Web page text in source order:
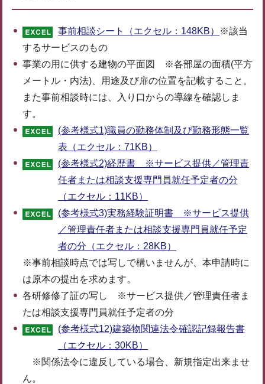
事前相談シート（エクセル：148KB）
※該当
するサービスのもの
事業の用に供する建物の平面図 ※各部屋の面積(平方
メートル・内法)、用途及び扉の位置を記載すること。
また事前相談時には、入り口からの導線を確認しま
す。
(参考様式1)職員の勤務体制及び勤務形態一覧
表（エクセル：71KB）
(参考様式2)経歴書 ※サービス提供／管理責
任者または相談支援専門員就任予定者の分
（エクセル：11KB）
(参考様式3)実務経験証明書 ※サービス提供
／管理責任者または相談支援専門員就任予定
者の分（エクセル：28KB）
※事前相談時点では写しで構いませんが、本申請時に
は原本の提出を求めます。
各研修修了証の写し ※サービス提供／管理責任者ま
たは相談支援専門員就任予定者の分
(参考様式12)建築物関連法令確認記録報告書
（エクセル：30KB）
※関係法令に違反している場合、新規指定出来ませ
ん。